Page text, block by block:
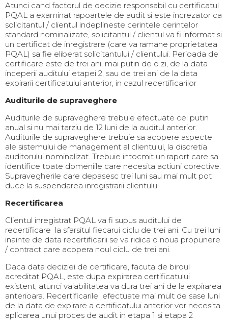
Atunci cand factorul de decizie responsabil cu certificatul
PQAL a examinat rapoartele de audit si este increzator ca
solicitantul / clientul indeplineste cerintele cerintelor
standard nominalizate, solicitantul / clientul va fi informat si
un certificat de inregistrare (care va ramane proprietatea
PQAL) sa fie eliberat solicitantului / clientului. Perioada de
certificare este de trei ani, mai putin de o zi, de la data
inceperii auditului etapei 2, sau de trei ani de la data
expirarii certificatului anterior, in cazul recertificarilor
Auditurile de supraveghere
Auditurile de supraveghere trebuie efectuate cel putin
anual si nu mai tarziu de 12 luni de la auditul anterior.
Auditurile de supraveghere trebuie sa acopere aspecte
ale sistemului de management al clientului, la discretia
auditorului nominalizat. Trebuie intocmit un raport care sa
identifice toate domeniile care necesita actiuni corective.
Supravegherile care depasesc trei luni sau mai mult pot
duce la suspendarea inregistrarii clientului
Recertificarea
Clientul inregistrat PQAL va fi supus auditului de
recertificare la sfarsitul fiecarui ciclu de trei ani. Cu trei luni
inainte de data recertificarii se va ridica o noua propunere
/ contract care acopera noul ciclu de trei ani.
Daca data deciziei de certificare, facuta de biroul
acreditat PQAL, este dupa expirarea certificatului
existent, atunci valabilitatea va dura trei ani de la expirarea
anterioara. Recertificarile efectuate mai mult de sase luni
de la data de expirare a certificatului anterior vor necesita
aplicarea unui proces de audit in etapa 1 si etapa 2